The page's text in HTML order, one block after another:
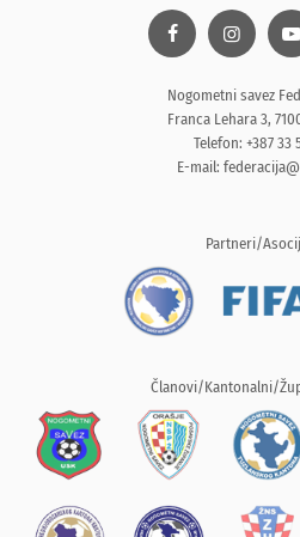
Nogometni savez
Franca Lehara 3,
Telefon: +387 33
E-mail:
Partneri/
Članovi/Kantonalni/